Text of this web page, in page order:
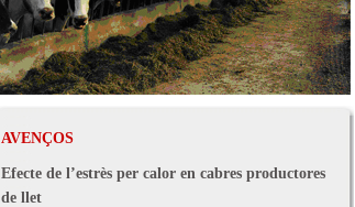
AVENÇOS
Efecte de l’estrès per calor en cabres productores
de llet